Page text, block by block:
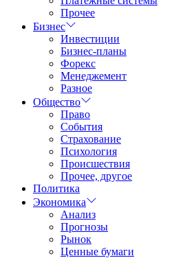
Прочее
Бизнес
Инвестиции
Бизнес-планы
Форекс
Менеджемент
Разное
Общество
Право
События
Страхование
Психология
Происшествия
Прочее, другое
Политика
Экономика
Анализ
Прогнозы
Рынок
Ценные бумаги